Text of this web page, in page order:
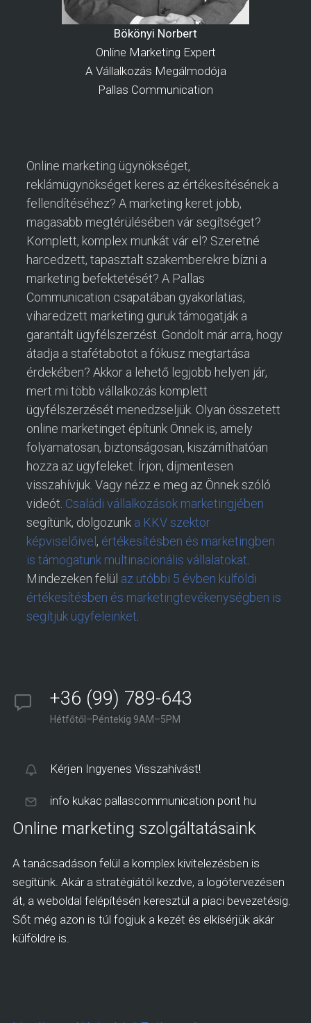
Bökönyi Norbert
Online Marketing Expert
A Vállalkozás Megálmodója
Pallas Communication
Online marketing ügynökséget,
reklámügynökséget keres az értékesítésének a
fellendítéséhez? A marketing keret jobb,
magasabb megtérülésében vár segítséget?
Komplett, komplex munkát vár el? Szeretné
harcedzett, tapasztalt szakemberekre bízni a
marketing befektetését? A Pallas
Communication csapatában gyakorlatias,
viharedzett marketing guruk támogatják a
garantált ügyfélszerzést. Gondolt már arra, hogy
átadja a stafétabotot a fókusz megtartása
érdekében? Akkor a lehető legjobb helyen jár,
mert mi több vállalkozás komplett
ügyfélszerzését menedzseljük. Olyan összetett
online marketinget építünk Önnek is, amely
folyamatosan, biztonságosan, kiszámíthatóan
hozza az ügyfeleket. Írjon, díjmentesen
visszahívjuk. Vagy nézz e meg az Önnek szóló
videót. Családi vállalkozások marketingjében
segítünk, dolgozunk a KKV szektor
képviselőivel , értékesítésben és marketingben
is támogatunk multinacionális vállalatokat.
Mindezeken felül az utóbbi 5 évben külföldi
értékesítésben és marketingtevékenységben is
segítjük ügyfeleinket.
+36 (99) 789-643
Hétfőtől–Péntekig 9AM–5PM
Kérjen Ingyenes Visszahívást!
info kukac pallascommunication pont hu
Online marketing szolgáltatásaink
A tanácsadáson felül a komplex kivitelezésben is
segítünk. Akár a stratégiától kezdve, a logótervezésen
át, a weboldal felépítésén keresztül a piaci bevezetésig.
Sőt még azon is túl fogjuk a kezét és elkísérjük akár
külföldre is.